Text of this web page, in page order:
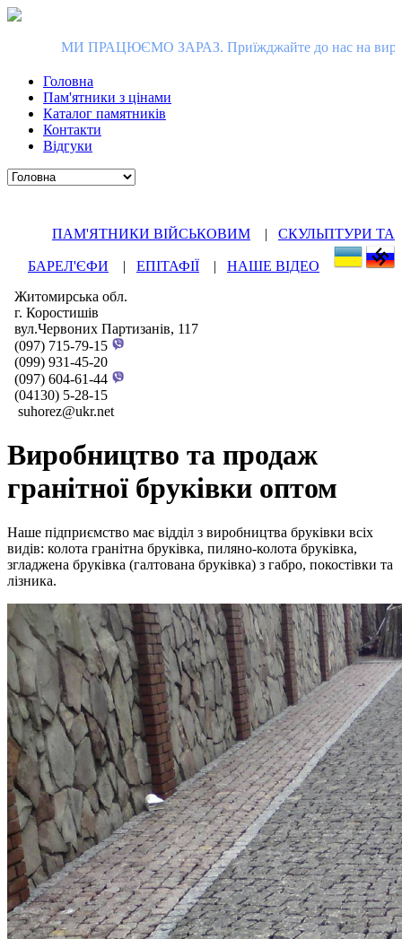
МИ ПРАЦЮЄМО ЗАРАЗ. Приїжджайте до нас на виробництво в
Головна
Пам'ятники з цінами
Каталог памятників
Контакти
Відгуки
ПАМ'ЯТНИКИ ВІЙСЬКОВИМ | СКУЛЬПТУРИ ТА
БАРЕЛ'ЄФИ | ЕПІТАФІЇ | НАШЕ ВІДЕО
Житомирська обл.
г. Коростишів
вул.Червоних Партизанів, 117
(097) 715-79-15
(099) 931-45-20
(097) 604-61-44
(04130) 5-28-15
suhorez@ukr.net
Виробництво та продаж
гранітної бруківки оптом
Наше підприємство має відділ з виробництва бруківки всіх
видів: колота гранітна бруківка, пиляно-колота бруківка,
згладжена бруківка (галтована бруківка) з габро, покостівки та
лізника.